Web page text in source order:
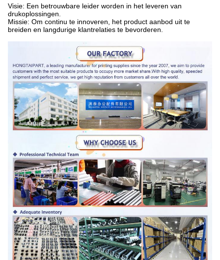
Visie: Een betrouwbare leider worden in het leveren van
drukoplossingen.
Missie: Om continu te innoveren, het product aanbod uit te
breiden en langdurige klantrelaties te bevorderen.